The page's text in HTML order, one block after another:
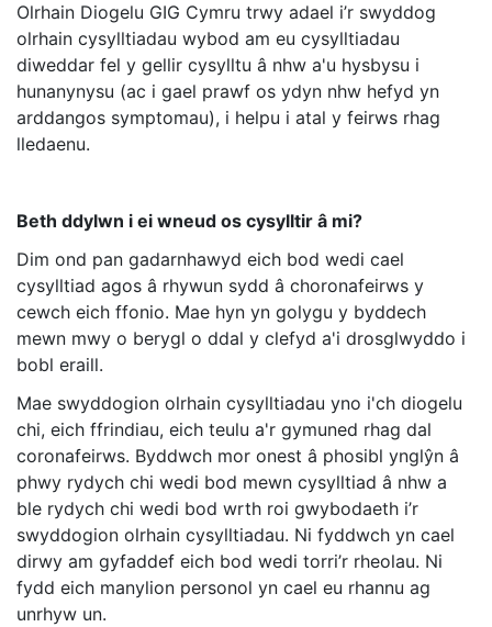
Olrhain Diogelu GIG Cymru trwy adael i’r swyddog
olrhain cysylltiadau wybod am eu cysylltiadau
diweddar fel y gellir cysylltu â nhw a'u hysbysu i
hunanynysu (ac i gael prawf os ydyn nhw hefyd yn
arddangos symptomau), i helpu i atal y feirws rhag
lledaenu.
Beth ddylwn i ei wneud os cysylltir â mi?
Dim ond pan gadarnhawyd eich bod wedi cael
cysylltiad agos â rhywun sydd â choronafeirws y
cewch eich ffonio. Mae hyn yn golygu y byddech
mewn mwy o berygl o ddal y clefyd a'i drosglwyddo i
bobl eraill.
Mae swyddogion olrhain cysylltiadau yno i'ch diogelu
chi, eich ffrindiau, eich teulu a'r gymuned rhag dal
coronafeirws. Byddwch mor onest â phosibl ynglŷn â
phwy rydych chi wedi bod mewn cysylltiad â nhw a
ble rydych chi wedi bod wrth roi gwybodaeth i’r
swyddogion olrhain cysylltiadau. Ni fyddwch yn cael
dirwy am gyfaddef eich bod wedi torri’r rheolau. Ni
fydd eich manylion personol yn cael eu rhannu ag
unrhyw un.